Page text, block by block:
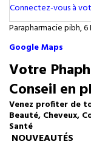
Connectez-vous à
Parapharmacie pibh, 6
Google Maps
Votre
Conseil en
Venez profiter de
Beauté, Cheveux,
Santé
NOUVEAUTÉS